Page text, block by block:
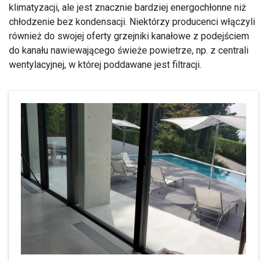
klimatyzacji, ale jest znacznie bardziej energochłonne niż
chłodzenie bez kondensacji. Niektórzy producenci włączyli
również do swojej oferty grzejniki kanałowe z podejściem
do kanału nawiewającego świeże powietrze, np. z centrali
wentylacyjnej, w której poddawane jest filtracji.